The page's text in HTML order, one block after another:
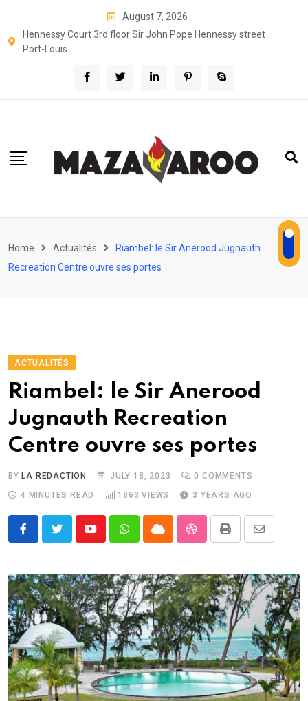
content
August 7, 2026
Hennessy Court 3rd floor Sir John Pope Hennessy street
Port-Louis
Home Actualités
Riambel: le Sir Anerood Jugnauth
Recreation Centre ouvre ses portes
ACTUALITÉS
Riambel: le Sir Anerood
Jugnauth Recreation
Centre ouvre ses portes
BYLA REDACTION JULY 18, 2023 0 COMMENTS
4 MINUTES READ
1863 VIEWS 3 YEARS AGO
YoutubeWhatsappCloud StumbleUpon
Print
Share
Email